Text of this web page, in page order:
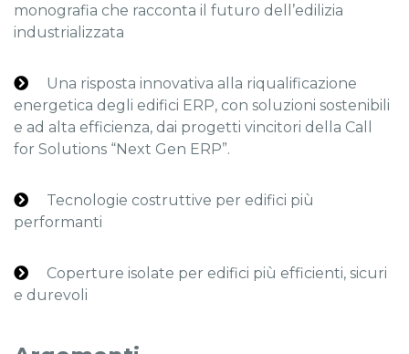
monografia che racconta il futuro dell’edilizia
industrializzata
Una risposta innovativa alla riqualificazione
energetica degli edifici ERP, con soluzioni sostenibili
e ad alta efficienza, dai progetti vincitori della Call
for Solutions “Next Gen ERP”.
Tecnologie costruttive per edifici più
performanti
Coperture isolate per edifici più efficienti, sicuri
e durevoli